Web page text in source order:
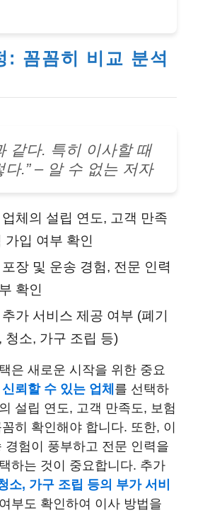
: 꼼꼼히 비교 분석
같다. 특히 이사할 때
다.” – 알 수 없는 저자
업체의 설립 연도, 고객 만족
가입 여부 확인
포장 및 운송 경험, 전문 인력
확인
추가 서비스 제공 여부 (폐기
청소, 가구 조립 등)
은 새로운 시작을 위한 중요
신뢰할 수 있는 업체 를 선택하
설립 연도, 고객 만족도, 보험
히 확인해야 합니다. 또한, 이
경험이 풍부하고 전문 인력을
하는 것이 중요합니다. 추가
소, 가구 조립 등의 부가 서비
부도 확인하여 이사 방법을